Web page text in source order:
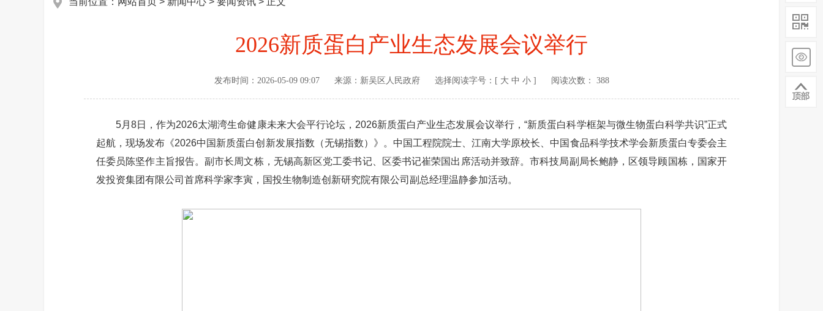
2026新质蛋白产业生态发展会议举行
发布时间： 2026-05-09 09:07 来源： 新吴区人民政府 选择阅读字号：[ 大 中 小] 阅读次数： 388
5月8日，作为2026太湖湾生命健康未来大会平行论坛，2026新质蛋白产业生态发展会议举行，“新质蛋白科学框架与微生物蛋白科学共识”正式
起航，现场发布《2026中国新质蛋白创新发展指数（无锡指数）》。中国工程院院士、江南大学原校长、中国食品科学技术学会新质蛋白专委会主
任委员陈坚作主旨报告。副市长周文栋，无锡高新区党工委书记、区委书记崔荣国出席活动并致辞。市科技局副局长鲍静，区领导顾国栋，国家开
发投资集团有限公司首席科学家李寅，国投生物制造创新研究院有限公司副总经理温静参加活动。